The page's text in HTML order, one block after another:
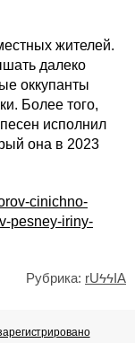
жителей.
далеко
оккупанты
Более того,
исполнил
она в 2023
cinichno-
pesney-iriny-
Рубрика: rUϟϟIA